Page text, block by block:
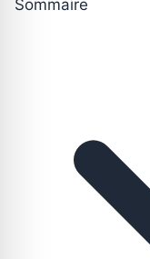
Sommaire